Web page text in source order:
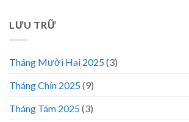
LƯU TRỮ
Tháng Mười Hai 2025(3)
Tháng Chín 2025(9)
Tháng Tám 2025(3)